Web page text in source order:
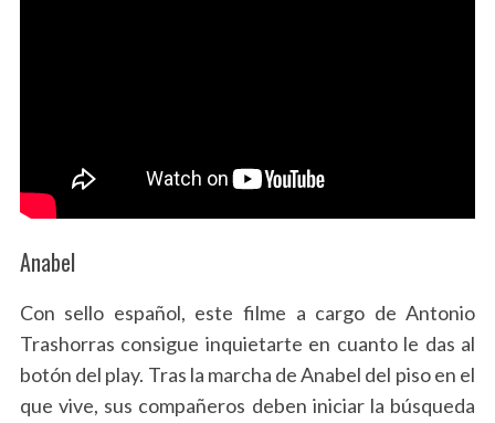
Anabel
Con sello español, este filme a cargo de Antonio
Trashorras consigue inquietarte en cuanto le das al
botón del play. Tras la marcha de Anabel del piso en el
que vive, sus compañeros deben iniciar la búsqueda